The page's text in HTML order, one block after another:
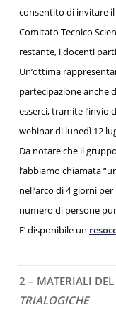
consentito di invitare il
Comitato Tecnico
restante, i docenti
Un’ottima
partecipazione anche
esserci, tramite l’invio
webinar di lunedì 12
Da notare che il
l’abbiamo chiamata
nell’arco di 4 giorni
numero di persone
E’ disponibile un
2 – MATERIALI
TRIALOGICHE